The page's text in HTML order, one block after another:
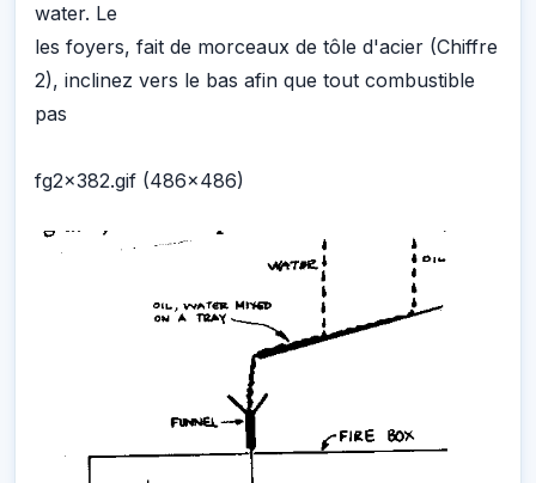
water. Le
les foyers, fait de morceaux de tôle d'acier (Chiffre
2), inclinez vers le bas afin que tout combustible
pas
fg2x382.gif (486x486)